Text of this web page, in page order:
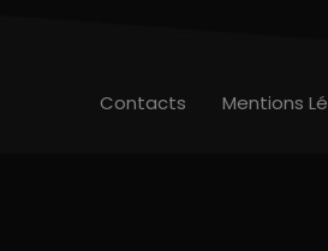
Contacts Mentions